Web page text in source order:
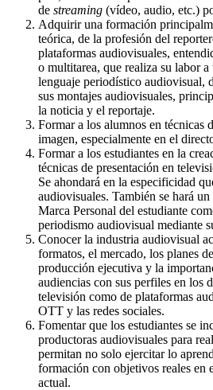
de streaming (vídeo, audio, etc.)
Adquirir una formación
teórica, de la profesión del
plataformas audiovisuales,
o multitarea, que realiza su labor
lenguaje periodístico audiovisual,
sus montajes audiovisuales,
la noticia y el reportaje.
Formar a los alumnos en técnicas
imagen, especialmente en el
Formar a los estudiantes en la
técnicas de presentación en
Se ahondará en la especificidad
audiovisuales. También se hará
Marca Personal del estudiante
periodismo audiovisual mediante
Conocer la industria audiovisual
formatos, el mercado, los planes
producción ejecutiva y la
audiencias con sus perfiles en los
televisión como de plataformas
OTT y las redes sociales.
Fomentar que los estudiantes se
productoras audiovisuales para
permitan no solo ejercitar lo
formación con objetivos reales en
actual.